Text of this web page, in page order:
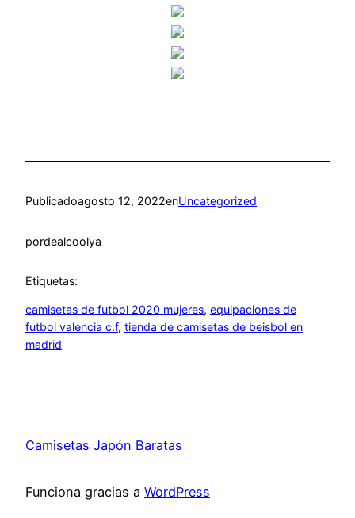
Publicadoagosto 12, 2022enUncategorized
pordealcoolya
Etiquetas:
camisetas de futbol 2020 mujeres, equipaciones de
futbol valencia c.f, tienda de camisetas de beisbol en
madrid
Camisetas Japón Baratas
Funciona gracias a WordPress